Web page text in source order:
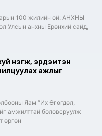
100 жилийн ой: АНХНЫ
анхны Ерөнхий сайд,
нэгж, эрдэмтэн
ажлыг
Яам “Их Өгөгдөл,
амжилттай боловсруулж
өргөн